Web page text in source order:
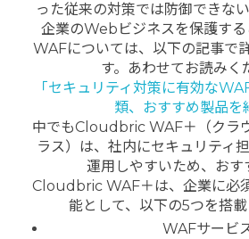
った従来の対策では防御できな
企業のWebビジネスを保護する
WAFについては、以下の記事で
す。あわせてお読みく
「セキュリティ対策に有効な
類、おすすめ製品を
中でもCloudbric WAF＋（クラ
ラス）は、社内にセキュリティ
運用しやすいため、おす
Cloudbric WAF＋は、企業に必
能として、以下の5つを搭載
WAFサービ